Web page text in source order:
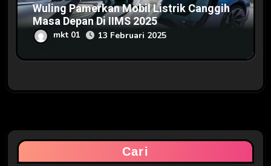
Wuling Pamerkan Mobil Listrik Canggih
Masa Depan Di IIMS 2025
mkt 01 13 Februari 2025
Cari